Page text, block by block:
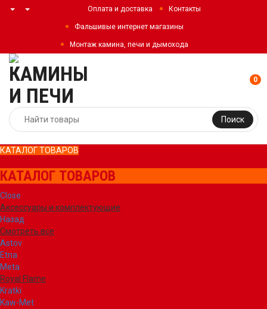
Оплата и доставка Контакты
Фальшивые интернет магазины
Монтаж камина, печи и дымохода
Поиск
0
КАТАЛОГ ТОВАРОВ
КАТАЛОГ ТОВАРОВ
Close
Аксессуары и комплектующие
Назад
Смотреть все
Astov
Etna
Meta
Royal Flame
Kratki
Kaw-Met